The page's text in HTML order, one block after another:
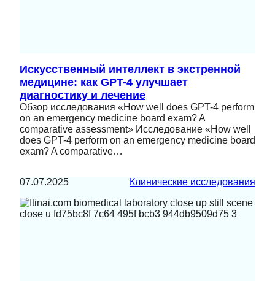
Искусственный интеллект в экстренной
медицине: как GPT-4 улучшает
диагностику и лечение
Обзор исследования «How well does GPT-4 perform
on an emergency medicine board exam? A
comparative assessment» Исследование «How well
does GPT-4 perform on an emergency medicine board
exam? A comparative…
07.07.2025 Клинические исследования